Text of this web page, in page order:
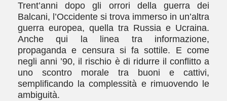
Trent’anni dopo gli orrori della guerra dei
Balcani, l’Occidente si trova immerso in un’altra
guerra europea, quella tra Russia e Ucraina.
Anche qui la linea tra informazione,
propaganda e censura si fa sottile. E come
negli anni ’90, il rischio è di ridurre il conflitto a
uno scontro morale tra buoni e cattivi,
semplificando la complessità e rimuovendo le
ambiguità.